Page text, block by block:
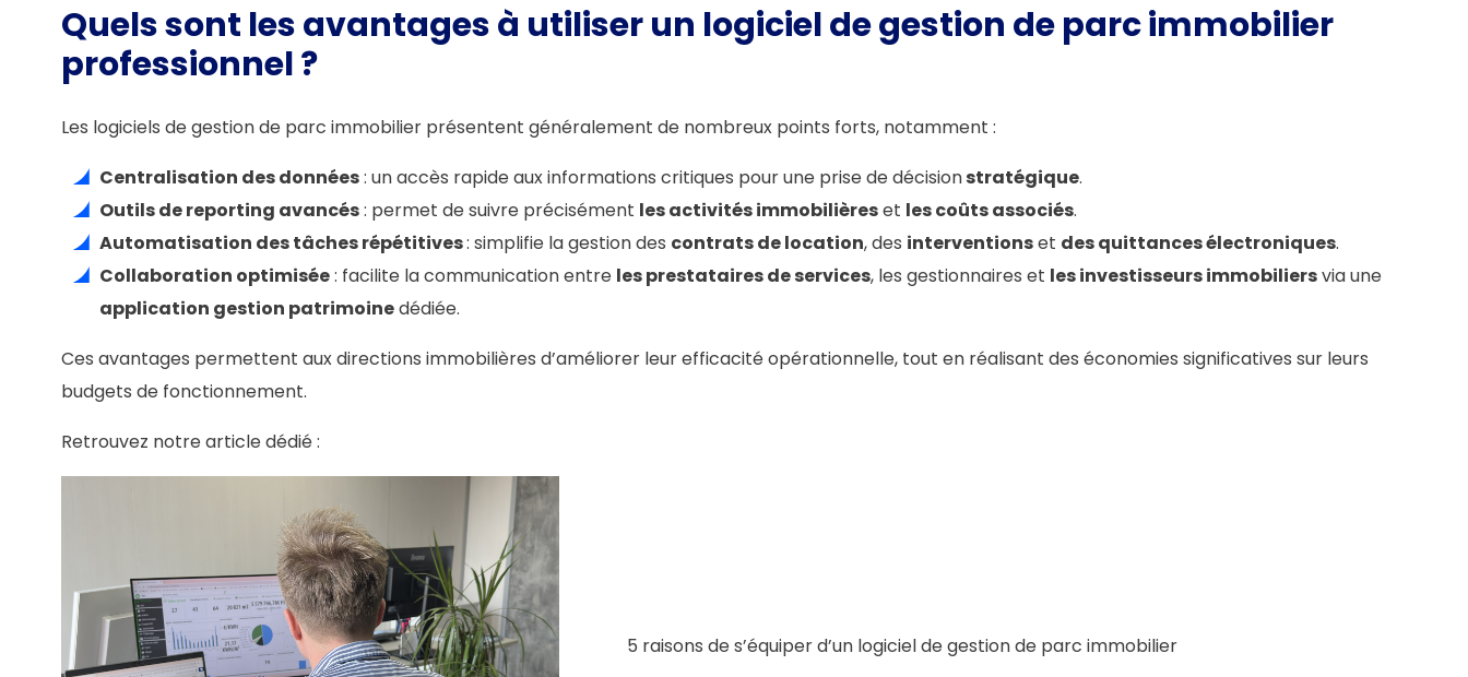
Quels sont les avantages à utiliser un logiciel de gestion de parc immobilier
professionnel ?
Les logiciels de gestion de parc immobilier présentent généralement de nombreux points forts, notamment :
Centralisation des données: un accès rapide aux informations critiques pour une prise de décisionstratégique.
Outils de reporting avancés: permet de suivre précisément les activités immobilièreset les coûts associés.
Automatisation des tâches répétitives: simplifie la gestion des contrats de location, des interventionset des quittances électroniques.
Collaboration optimisée: facilite la communication entre les prestataires de services, les gestionnaires et les investisseurs immobiliersvia une
application gestion patrimoinedédiée.
Ces avantages permettent aux directions immobilières d’améliorer leur efficacité opérationnelle, tout en réalisant des économies significatives sur leurs
budgets de fonctionnement.
Retrouvez notre article dédié :
5 raisons de s’équiper d’un logiciel de gestion de parc immobilier